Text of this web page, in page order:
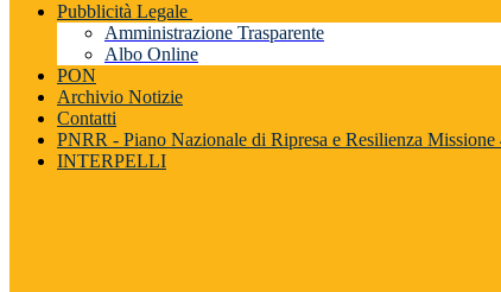
Pubblicità Legale
Amministrazione Trasparente
Albo Online
PON
Archivio Notizie
Contatti
PNRR - Piano Nazionale di Ripresa e Resilienza Missione
INTERPELLI